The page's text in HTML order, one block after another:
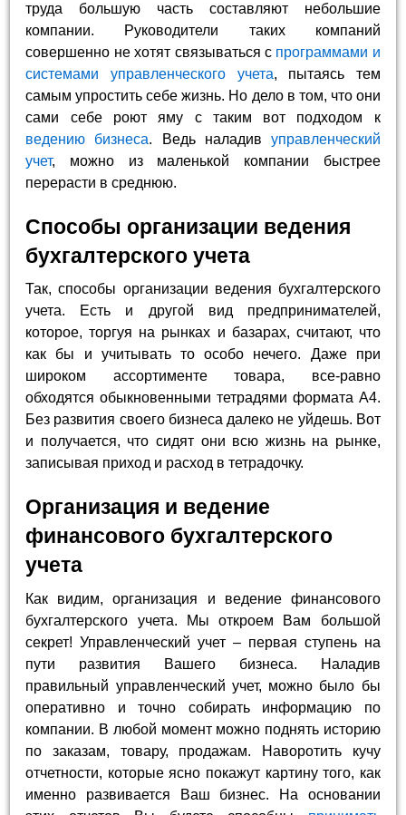
труда большую часть составляют небольшие
компании. Руководители таких компаний
совершенно не хотят связываться с программами и
системами управленческого учета, пытаясь тем
самым упростить себе жизнь. Но дело в том, что они
сами себе роют яму с таким вот подходом к
ведению бизнеса. Ведь наладив управленческий
учет, можно из маленькой компании быстрее
перерасти в среднюю.
Способы организации ведения
бухгалтерского учета
Так, способы организации ведения бухгалтерского
учета. Есть и другой вид предпринимателей,
которое, торгуя на рынках и базарах, считают, что
как бы и учитывать то особо нечего. Даже при
широком ассортименте товара, все-равно
обходятся обыкновенными тетрадями формата A4.
Без развития своего бизнеса далеко не уйдешь. Вот
и получается, что сидят они всю жизнь на рынке,
записывая приход и расход в тетрадочку.
Организация и ведение
финансового бухгалтерского
учета
Как видим, организация и ведение финансового
бухгалтерского учета. Мы откроем Вам большой
секрет! Управленческий учет – первая ступень на
пути развития Вашего бизнеса. Наладив
правильный управленческий учет, можно было бы
оперативно и точно собирать информацию по
компании. В любой момент можно поднять историю
по заказам, товару, продажам. Наворотить кучу
отчетности, которые ясно покажут картину того, как
именно развивается Ваш бизнес. На основании